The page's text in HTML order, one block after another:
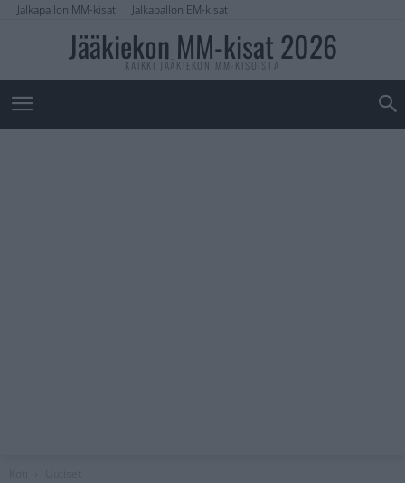
Jalkapallon MM-kisat Jalkapallon EM-kisat
Jääkiekon MM-kisat 2026
KAIKKI JÄÄKIEKON MM-KISOISTA